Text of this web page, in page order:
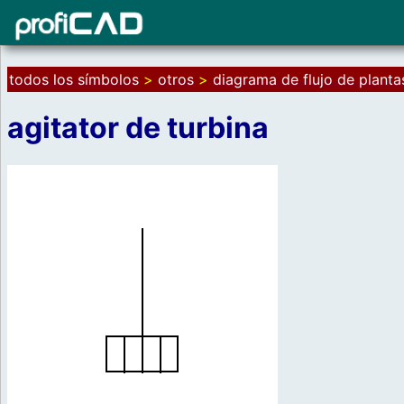
todos los símbolos > otros > diagrama de flujo de
agitator de turbina